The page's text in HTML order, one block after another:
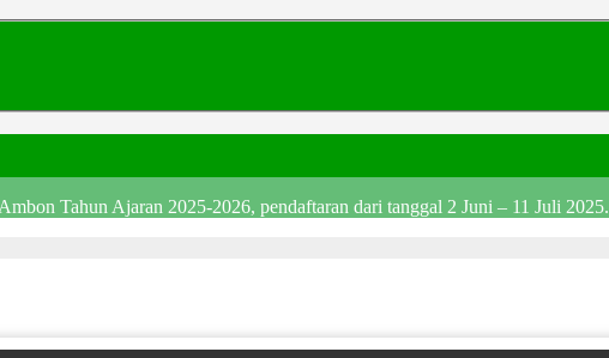
Tahun Ajaran 2025-2026, pendaftaran dari tanggal 2 Juni – 11 Juli 2025.